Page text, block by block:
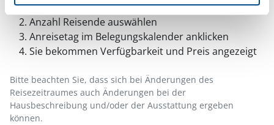
Reisedauer auswählen
Anzahl Reisende auswählen
Anreisetag im Belegungskalender anklicken
Sie bekommen Verfügbarkeit und Preis angezeigt
Bitte beachten Sie, dass sich bei Änderungen des
Reisezeitraumes auch Änderungen bei der
Hausbeschreibung und/oder der Ausstattung ergeben
können.